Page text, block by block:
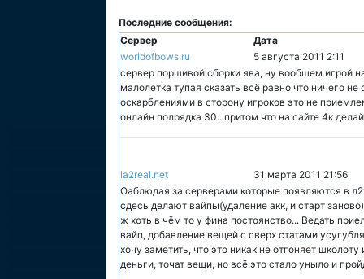
Последние сообщения:
Сервер
Дата
worldofbows.ru
5 августа 2011 2:11
сервер поршивой сборки ява, ну вообшем игрой
малолетка тупая сказать всё равно что ничего
оскарблениями в сторону игроков это не
онлайн полрядка 30...притом что на сайте 4к
la2real.net
31 марта 2011 21:56
Оаблюдая за серверами которые появляются в
сдесь делают вайпы(удаление акк, и старт
ж хоть в чём то у фина постоянство... Ведать
вайп, добавление вещей с сверх статами
хочу заметить, что это никак не отгоняет
деньги, точат вещи, но всё это стало уныло и